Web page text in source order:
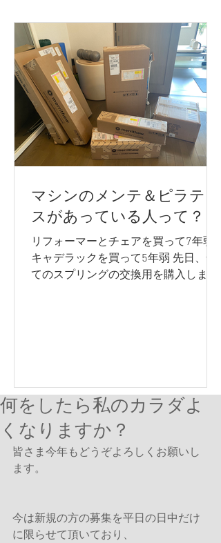
マシンのメンテ＆ピラティ
スがあっている人って？
リフォーマーとチェアを買って7年弱
キャデラックを買って5年弱 先日、全
てのスプリングの交換用を購入しまし
何をしたら私のカラダよ
くなりますか？
皆さま今年もどうぞよろしくお願いし
ます。
今は新規の方の募集を平日の日中だけ
に限らせて頂いており、